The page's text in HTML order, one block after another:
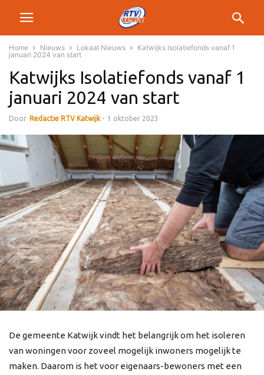
Home Nieuws Lokaal Nieuws
Katwijks Isolatiefonds vanaf 1
januari 2024 van start
Katwijks Isolatiefonds vanaf 1
januari 2024 van start
Door Redactie RTV Katwijk - 1 oktober 2023
De gemeente Katwijk vindt het belangrijk om het isoleren
van woningen voor zoveel mogelijk inwoners mogelijk te
maken. Daarom is het voor eigenaars-bewoners met een